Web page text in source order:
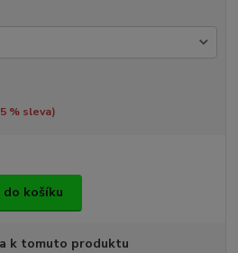
% sleva)
košíku
k tomuto produktu